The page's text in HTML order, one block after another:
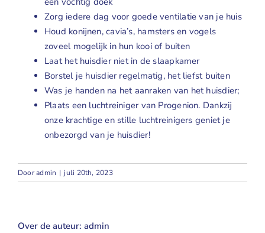
Zorg iedere dag voor goede ventilatie van je huis
Houd konijnen, cavia’s, hamsters en vogels
zoveel mogelijk in hun kooi of buiten
Laat het huisdier niet in de slaapkamer
Borstel je huisdier regelmatig, het liefst buiten
Was je handen na het aanraken van het huisdier;
Plaats een luchtreinigervan Progenion. Dankzij
onze krachtige en stille luchtreinigers geniet je
onbezorgd van je huisdier!
Dooradmin | juli 20th, 2023
Over de auteur: admin